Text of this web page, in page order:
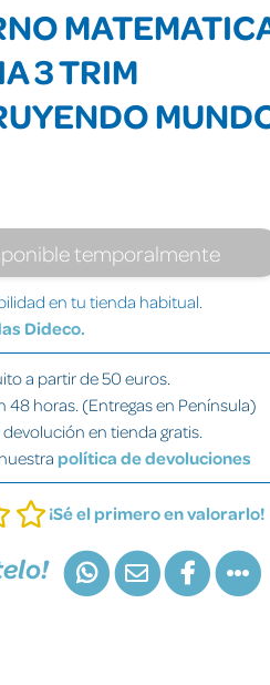
3 TRIM
temporalmente
en tu tienda habitual.
Dideco.
a partir de 50 euros.
48 horas. (Entregas en Península)
devolución en tienda gratis.
política de devoluciones
¡Sé el primero en valorarlo!